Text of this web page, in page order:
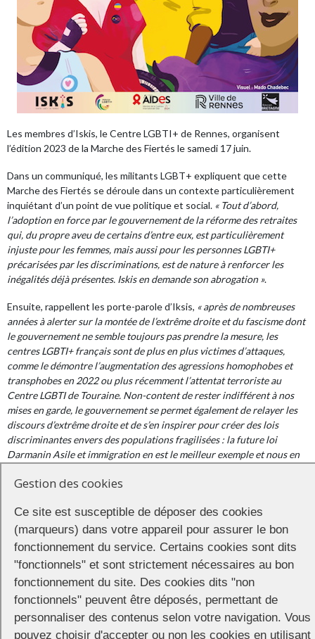
Les membres d’Iskis, le Centre LGBTI+ de Rennes, organisent
l’édition 2023 de la Marche des Fiertés le samedi 17 juin.
Dans un communiqué, les militants LGBT+ expliquent que cette
Marche des Fiertés se déroule dans un contexte particulièrement
inquiétant d’un point de vue politique et social. « Tout d’abord,
l’adoption en force par le gouvernement de la réforme des retraites
qui, du propre aveu de certains d’entre eux, est particulièrement
injuste pour les femmes, mais aussi pour les personnes LGBTI+
précarisées par les discriminations, est de nature à renforcer les
inégalités déjà présentes. Iskis en demande son abrogation ».
Ensuite, rappellent les porte-parole d’Iksis, « après de nombreuses
années à alerter sur la montée de l’extrême droite et du fascisme dont
le gouvernement ne semble toujours pas prendre la mesure, les
centres LGBTI+ français sont de plus en plus victimes d’attaques,
comme le démontre l’augmentation des agressions homophobes et
transphobes en 2022 ou plus récemment l’attentat terroriste au
Centre LGBTI de Touraine. Non-content de rester indifférent à nos
mises en garde, le gouvernement se permet également de relayer les
discours d’extrême droite et de s’en inspirer pour créer des lois
discriminantes envers des populations fragilisées : la future loi
Darmanin Asile et immigration en est le meilleur exemple et nous en
Marche des Fiertés LGBTI+ de Rennes 2023 est :
LGBTQI+ sans frontières, asile pour tou⋅te⋅s.
Rendez-vous à partir de 11h sur l’esplanade Charles de Gaulle où se
tient un village associatif.
Formation du cortège dans le village à partir de 13h, pour un départ
aux alentours de 14h.
En soirée, la traditionnelle fête post Marche des Fiertés, laNoz Pride,
Gestion des cookies
Ce site est susceptible de déposer des cookies
(marqueurs) dans votre appareil pour assurer le bon
fonctionnement du service. Certains cookies sont dits
"fonctionnels" et sont strictement nécessaires au bon
fonctionnement du site. Des cookies dits "non
fonctionnels" peuvent être déposés, permettant de
personnaliser des contenus selon votre navigation. Vous
pouvez choisir d'accepter ou non les cookies en utilisant